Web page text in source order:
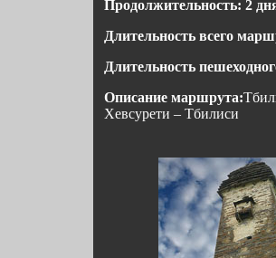
Продолжительность: 2
Длительность всего
Длительность
Описание маршрута:
Хевсурети – Тбилиси